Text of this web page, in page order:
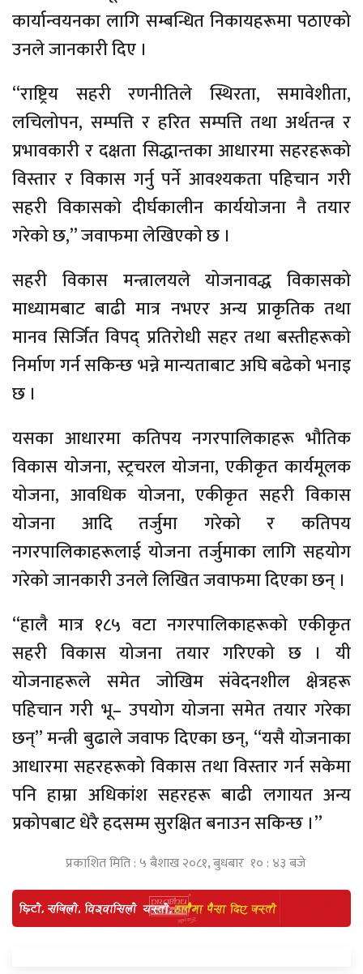
कार्यान्वयनका लागि सम्बन्धित निकायहरूमा पठाएको
उनले जानकारी दिए ।
“राष्ट्रिय सहरी रणनीतिले स्थिरता, समावेशीता,
लचिलोपन, सम्पत्ति र हरित सम्पत्ति तथा अर्थतन्त्र र
प्रभावकारी र दक्षता सिद्धान्तका आधारमा सहरहरूको
विस्तार र विकास गर्नु पर्ने आवश्यकता पहिचान गरी
सहरी विकासको दीर्घकालीन कार्ययोजना नै तयार
गरेको छ,” जवाफमा लेखिएको छ ।
सहरी विकास मन्त्रालयले योजनावद्ध विकासको
माध्यामबाट बाढी मात्र नभएर अन्य प्राकृतिक तथा
मानव सिर्जित विपद् प्रतिरोधी सहर तथा बस्तीहरूको
निर्माण गर्न सकिन्छ भन्ने मान्यताबाट अघि बढेको भनाइ
छ ।
यसका आधारमा कतिपय नगरपालिकाहरू भौतिक
विकास योजना, स्ट्रचरल योजना, एकीकृत कार्यमूलक
योजना, आवधिक योजना, एकीकृत सहरी विकास
योजना आदि तर्जुमा गरेको र कतिपय
नगरपालिकाहरूलाई योजना तर्जुमाका लागि सहयोग
गरेको जानकारी उनले लिखित जवाफमा दिएका छन् ।
“हालै मात्र १८५ वटा नगरपालिकाहरूको एकीकृत
सहरी विकास योजना तयार गरिएको छ । यी
योजनाहरूले समेत जोखिम संवेदनशील क्षेत्रहरू
पहिचान गरी भू– उपयोग योजना समेत तयार गरेका
छन्” मन्त्री बुढाले जवाफ दिएका छन्, “यसै योजनाका
आधारमा सहरहरूको विकास तथा विस्तार गर्न सकेमा
पनि हाम्रा अधिकांश सहरहरू बाढी लगायत अन्य
प्रकोपबाट धेरै हदसम्म सुरक्षित बनाउन सकिन्छ ।”
प्रकाशित मिति : ५ बैशाख २०८१, बुधबार १० : ४३ बजे